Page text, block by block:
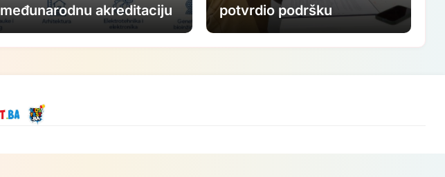
međunarodnu akreditaciju
potvrdio podršku
ovogodišnjem FASADA
festivalu: Nastavljamo